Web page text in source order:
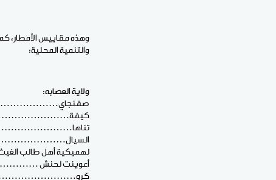
وهذه مقاييس الأمطار، كما
والتنمية المحلية:
ولاية العصابه:
كيفة…………………………
تناها………………………….
لهميكية أهل طالب
أعوينت لحنش
كرو………………………. 9